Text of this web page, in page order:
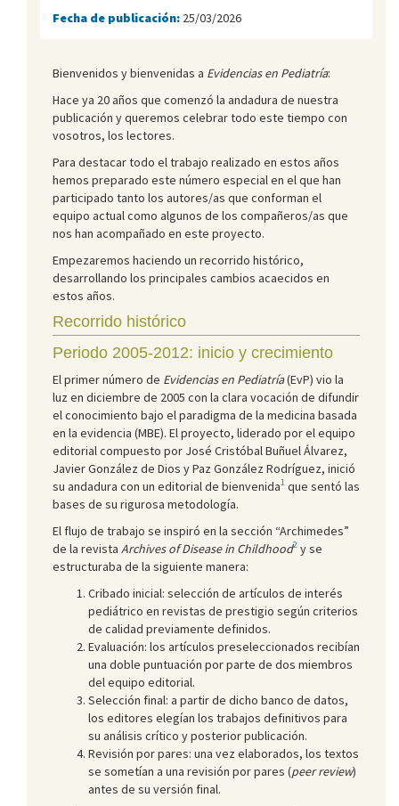
Fecha de publicación: 25/03/2026
Bienvenidos y bienvenidas a Evidencias en Pediatría:
Hace ya 20 años que comenzó la andadura de nuestra
publicación y queremos celebrar todo este tiempo con
vosotros, los lectores.
Para destacar todo el trabajo realizado en estos años
hemos preparado este número especial en el que han
participado tanto los autores/as que conforman el
equipo actual como algunos de los compañeros/as que
nos han acompañado en este proyecto.
Empezaremos haciendo un recorrido histórico,
desarrollando los principales cambios acaecidos en
estos años.
Recorrido histórico
Periodo 2005-2012: inicio y crecimiento
El primer número de Evidencias en Pediatría(EvP) vio la
luz en diciembre de 2005 con la clara vocación de difundir
el conocimiento bajo el paradigma de la medicina basada
en la evidencia (MBE). El proyecto, liderado por el equipo
editorial compuesto por José Cristóbal Buñuel Álvarez,
Javier González de Dios y Paz González Rodríguez, inició
su andadura con un editorial de bienvenida1 que sentó las
bases de su rigurosa metodología.
El flujo de trabajo se inspiró en la sección “Archimedes”
de la revista Archives of Disease in Childhood2 y se
estructuraba de la siguiente manera:
Cribado inicial: selección de artículos de interés
pediátrico en revistas de prestigio según criterios
de calidad previamente definidos.
Evaluación: los artículos preseleccionados recibían
una doble puntuación por parte de dos miembros
del equipo editorial.
Selección final: a partir de dicho banco de datos,
los editores elegían los trabajos definitivos para
su análisis crítico y posterior publicación.
Revisión por pares: una vez elaborados, los textos
se sometían a una revisión por pares (peer review)
antes de su versión final.